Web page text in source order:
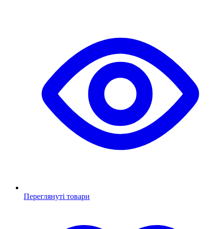
Переглянуті товари